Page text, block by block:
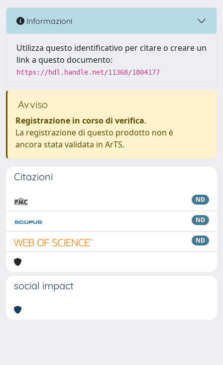
Informazioni
Utilizza questo identificativo per citare o creare un
link a questo documento:
https://hdl.handle.net/11368/1804177
Avviso
Registrazione in corso di verifica.
La registrazione di questo prodotto non è
ancora stata validata in ArTS.
Citazioni
ND
ND
ND
social impact